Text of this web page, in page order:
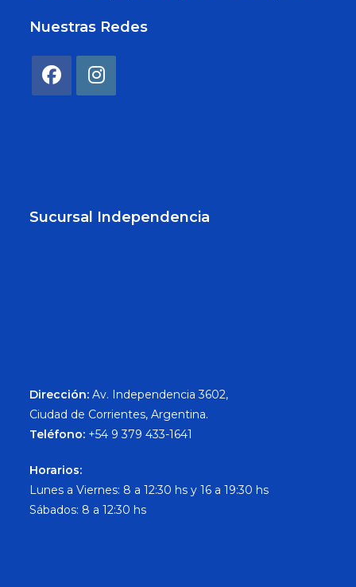
Nuestras Redes
Sucursal Independencia
Dirección: Av. Independencia 3602,
Ciudad de Corrientes, Argentina.
Teléfono: +54 9 379 433-1641
Horarios:
Lunes a Viernes: 8 a 12:30 hs y 16 a 19:30 hs
Sábados: 8 a 12:30 hs